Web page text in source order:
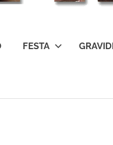
FESTA